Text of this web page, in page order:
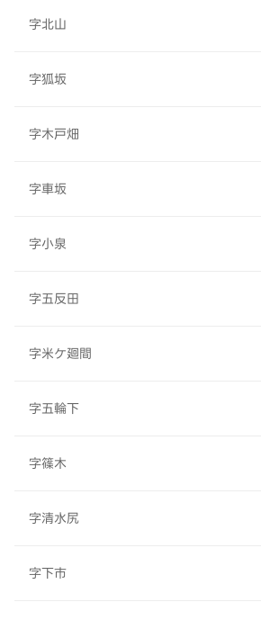
字北山
字狐坂
字木戸畑
字車坂
字小泉
字五反田
字米ケ廻間
字五輪下
字篠木
字清水尻
字下市